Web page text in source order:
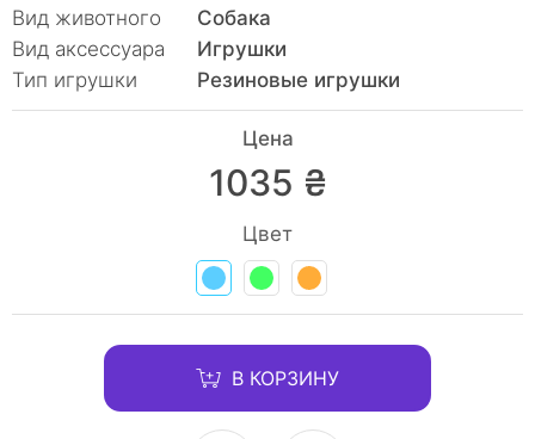
Вид животного
Собака
Вид аксессуара
Игрушки
Тип игрушки
Резиновые игрушки
Цена
1035 ₴
Цвет
В КОРЗИНУ